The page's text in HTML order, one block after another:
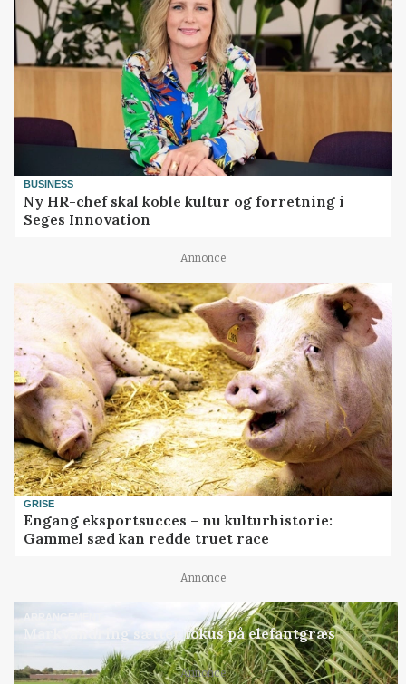
BUSINESS
Ny HR-chef skal koble kultur og forretning i
Seges Innovation
Annonce
GRISE
Engang eksportsucces – nu kulturhistorie:
Gammel sæd kan redde truet race
Annonce
ARRANGEMENT
Markvandring sætter fokus på elefantgræs
Annonce